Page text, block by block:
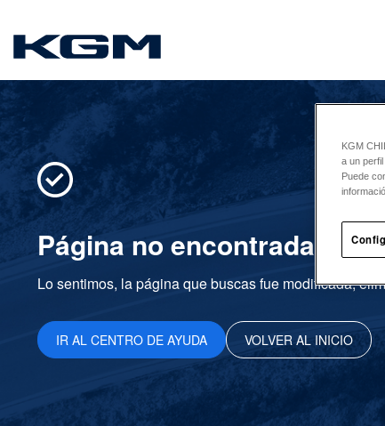
SsangYong
Página no encontrada
Lo sentimos, la página que buscas fue modificada,
IR AL CENTRO DE AYUDA VOLVER AL INICIO
KGM
a un
Puede